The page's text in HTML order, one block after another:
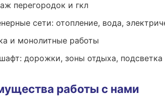
перегородок и гкл
сети: отопление, вода,
и монолитные работы
дорожки, зоны отдыха, подсветка
работы с нами